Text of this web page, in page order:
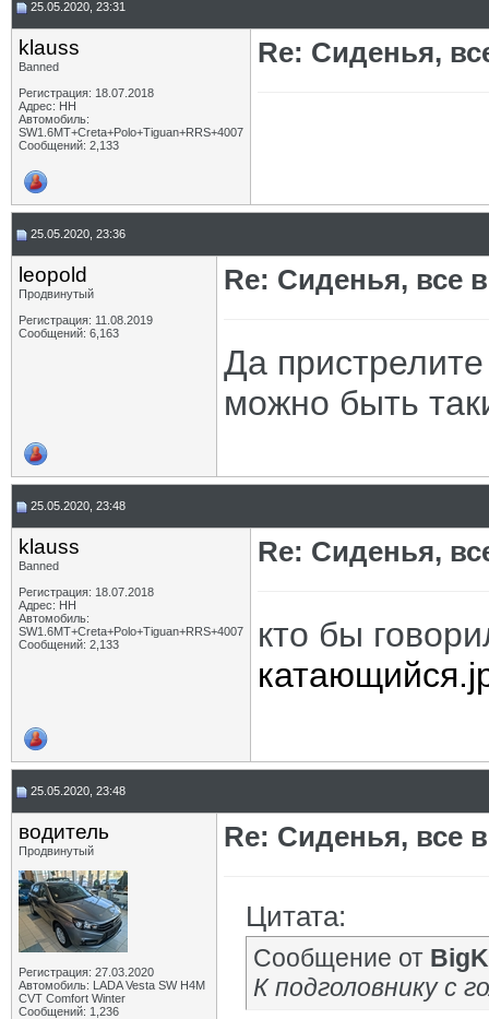
25.05.2020, 23:31
klauss
Banned
Регистрация: 18.07.2018
Адрес: НН
Автомобиль:
SW1.6МТ+Creta+Polo+Tiguan+RRS+4007
Сообщений: 2,133
Re: Сиденья,
25.05.2020, 23:36
leopold
Продвинутый
Регистрация: 11.08.2019
Сообщений: 6,163
Re: Сиденья, все
Да
можно быть
25.05.2020, 23:48
klauss
Banned
Регистрация: 18.07.2018
Адрес: НН
Автомобиль:
SW1.6МТ+Creta+Polo+Tiguan+RRS+4007
Сообщений: 2,133
Re: Сиденья,
кто бы
25.05.2020, 23:48
водитель
Продвинутый
Регистрация: 27.03.2020
Автомобиль: LADA Vesta SW H4M
CVT Comfort Winter
Сообщений: 1,236
Re: Сиденья, все
Цитата:
Сообщение от
К подголовнику с